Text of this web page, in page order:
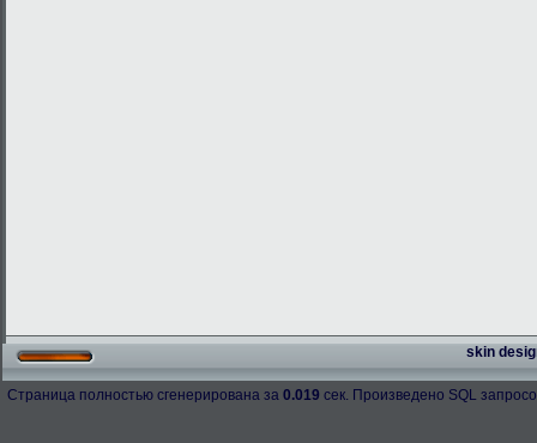
skin
Страница полностью сгенерирована за 0.019 сек. Произведено SQL